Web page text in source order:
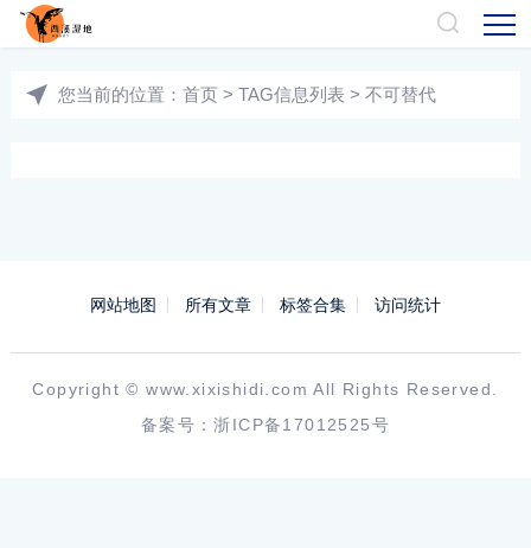
您当前的位置： 首页 > TAG信息列表 > 不可替代
网站地图 所有文章 标签合集 访问统计
Copyright ©www.xixishidi.com All Rights Reserved.
备案号：浙ICP备17012525号